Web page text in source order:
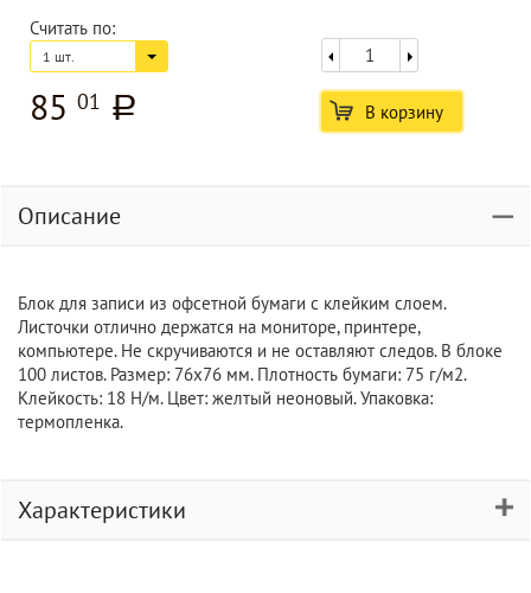
Считать по:
1 шт.
85 01 a В корзину
Описание
Блок для записи из офсетной бумаги с клейким слоем.
Листочки отлично держатся на мониторе, принтере,
компьютере. Не скручиваются и не оставляют следов. В блоке
100 листов. Размер: 76х76 мм. Плотность бумаги: 75 г/м2.
Клейкость: 18 Н/м. Цвет: желтый неоновый. Упаковка:
термопленка.
Характеристики